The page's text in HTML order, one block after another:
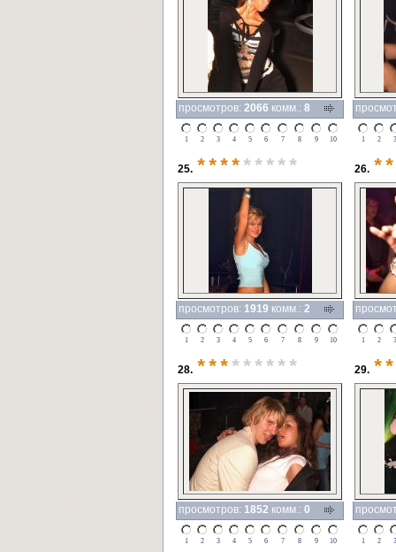
просмотров: 2066 комм.: 8
1 2 3 4 5 6 7 8 9 10 1 2 3
25. **** *****
просмотров: 1919 комм.: 2
1 2 3 4 5 6 7 8 9 10
26.
1 2 3
28. *** ******
просмотров: 1852 комм.: 0
1 2 3 4 5 6 7 8 9 10
29.
1 2 3